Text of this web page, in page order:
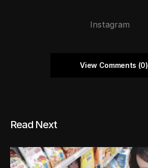
Instagram
View Comments (0)
Read Next